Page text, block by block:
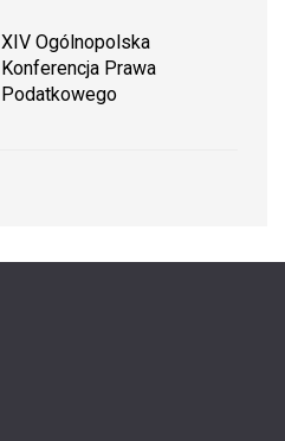
XIV Ogólnopolska
Konferencja Prawa
Podatkowego